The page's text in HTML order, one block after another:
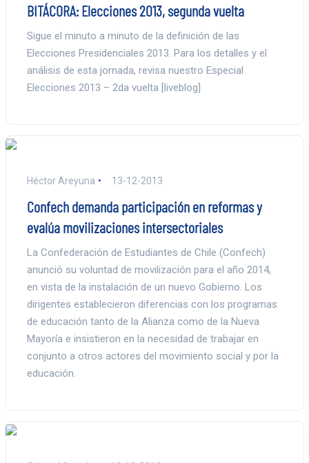
BITÁCORA: Elecciones 2013, segunda vuelta
Sigue el minuto a minuto de la definición de las
Elecciones Presidenciales 2013. Para los detalles y el
análisis de esta jornada, revisa nuestro Especial
Elecciones 2013 – 2da vuelta [liveblog]
Héctor Areyuna 13-12-2013
Confech demanda participación en reformas y
evalúa movilizaciones intersectoriales
La Confederación de Estudiantes de Chile (Confech)
anunció su voluntad de movilización para el año 2014,
en vista de la instalación de un nuevo Gobierno. Los
dirigentes establecieron diferencias con los programas
de educación tanto de la Alianza como de la Nueva
Mayoría e insistieron en la necesidad de trabajar en
conjunto a otros actores del movimiento social y por la
educación.